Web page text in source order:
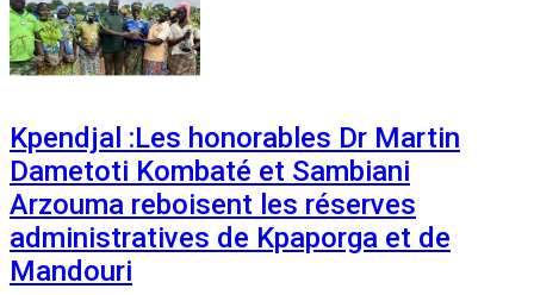
Kpendjal :Les honorables Dr Martin
Dametoti Kombaté et Sambiani
Arzouma reboisent les réserves
administratives de Kpaporga et de
Mandouri